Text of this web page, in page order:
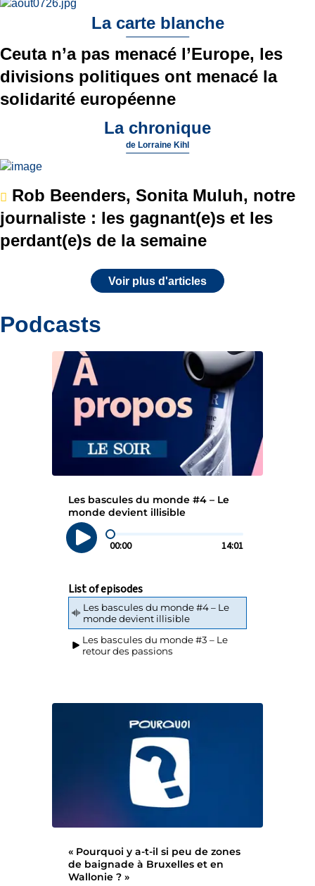
La carte blanche
Ceuta n’a pas menacé l’Europe, les
divisions politiques ont menacé la
solidarité européenne
La chronique
de Lorraine Kihl
Rob Beenders, Sonita Muluh, notre
journaliste : les gagnant(e)s et les
perdant(e)s de la semaine
Voir plus d'articles
Podcasts